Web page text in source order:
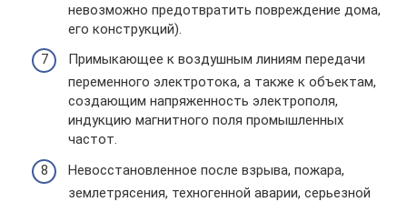
невозможно предотвратить повреждение дома,
его конструкций).
Примыкающее к воздушным линиям передачи
переменного электротока, а также к объектам,
создающим напряженность электрополя,
индукцию магнитного поля промышленных
частот.
Невосстановленное после взрыва, пожара,
землетрясения, техногенной аварии, серьезной